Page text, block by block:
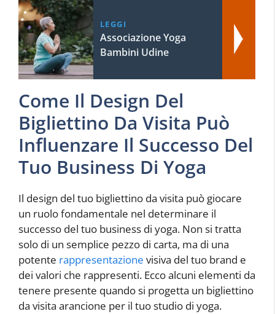
LEGGI
Associazione Yoga
Bambini Udine
Come Il Design Del
Bigliettino Da Visita Può
Influenzare Il Successo Del
Tuo Business Di Yoga
Il design del tuo bigliettino da visita può giocare
un ruolo fondamentale nel determinare il
successo del tuo business di yoga. Non si tratta
solo di un semplice pezzo di carta, ma di una
potente rappresentazione visiva del tuo brand e
dei valori che rappresenti. Ecco alcuni elementi da
tenere presente quando si progetta un bigliettino
da visita arancione per il tuo studio di yoga.